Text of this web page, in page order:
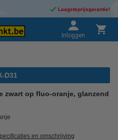
Laagsteprijsgarantie!
Inloggen
D31
zwart op fluo-oranje, glanzend
en omschrijving